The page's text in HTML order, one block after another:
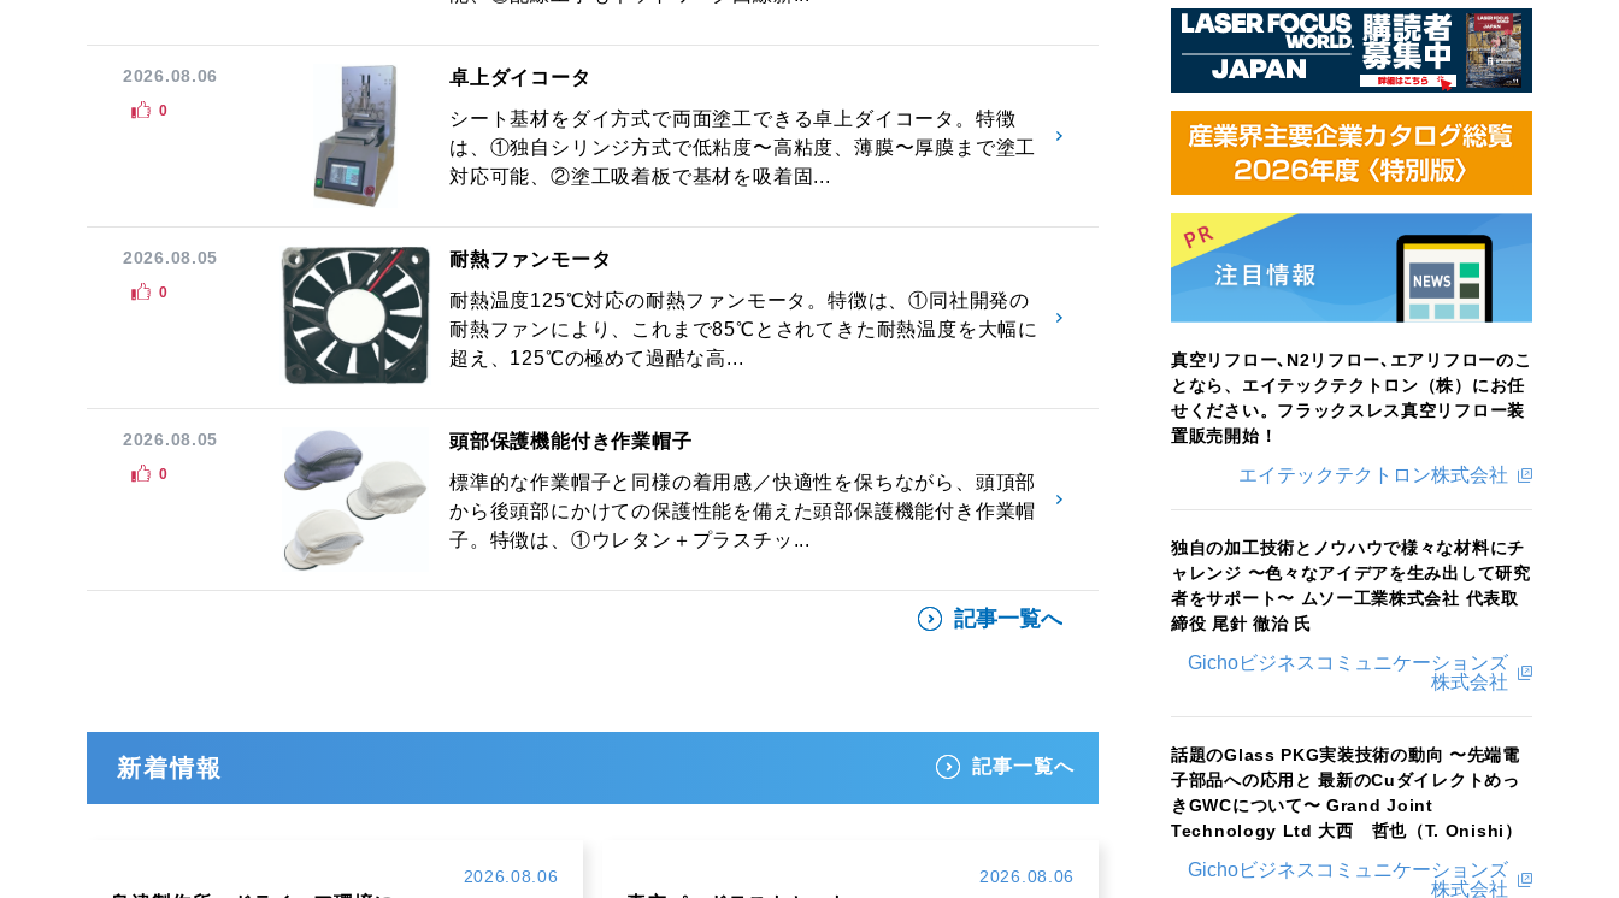
2026.08.06
卓上ダイコータ
シート基材をダイ方式で両面塗工できる卓上ダイコータ。特徴
は、①独自シリンジ方式で低粘度〜高粘度、薄膜〜厚膜まで塗工
対応可能、②塗工吸着板で基材を吸着固...
0
2026.08.05
耐熱ファンモータ
耐熱温度125℃対応の耐熱ファンモータ。特徴は、①同社開発の
耐熱ファンにより、これまで85℃とされてきた耐熱温度を大幅に
超え、125℃の極めて過酷な高...
0
2026.08.05
頭部保護機能付き作業帽子
標準的な作業帽子と同様の着用感／快適性を保ちながら、頭頂部
から後頭部にかけての保護性能を備えた頭部保護機能付き作業帽
子。特徴は、①ウレタン＋プラスチッ...
0
記事一覧へ
新着情報 記事一覧へ
2026.08.06 2026.08.06
真空リフロー､N2リフロー､エアリフローのこ
となら、エイテックテクトロン（株）にお任
せください。フラックスレス真空リフロー装
置販売開始！
エイテックテクトロン株式会社
独自の加工技術とノウハウで様々な材料にチ
ャレンジ 〜色々なアイデアを生み出して研究
者をサポート〜 ムソー工業株式会社 代表取
締役 尾針 徹治 氏
Gichoビジネスコミュニケーションズ
株式会社
話題のGlass PKG実装技術の動向 〜先端電
子部品への応用と 最新のCuダイレクトめっ
きGWCについて〜 Grand Joint
Technology Ltd 大西 哲也（T. Onishi）
Gichoビジネスコミュニケーションズ
株式会社